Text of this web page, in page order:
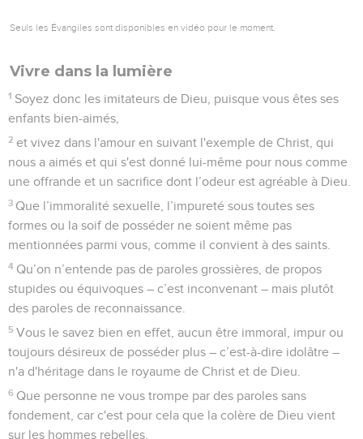
Seuls les Évangiles sont disponibles en vidéo pour le moment.
Vivre dans la lumière
1 Soyez donc les imitateurs de Dieu, puisque vous êtes ses
enfants bien-aimés,
2 et vivez dans l'amour en suivant l'exemple de Christ, qui
nous a aimés et qui s'est donné lui-même pour nous comme
une offrande et un sacrifice dont l’odeur est agréable à Dieu.
3 Que l’immoralité sexuelle, l’impureté sous toutes ses
formes ou la soif de posséder ne soient même pas
mentionnées parmi vous, comme il convient à des saints.
4 Qu’on n’entende pas de paroles grossières, de propos
stupides ou équivoques – c’est inconvenant – mais plutôt
des paroles de reconnaissance.
5 Vous le savez bien en effet, aucun être immoral, impur ou
toujours désireux de posséder plus – c’est-à-dire idolâtre –
n'a d'héritage dans le royaume de Christ et de Dieu.
6 Que personne ne vous trompe par des paroles sans
fondement, car c'est pour cela que la colère de Dieu vient
sur les hommes rebelles.